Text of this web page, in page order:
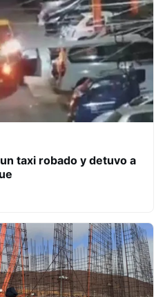
taxi robado y detuvo a